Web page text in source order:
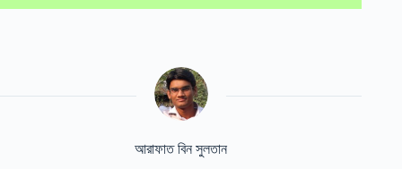
আরাফাত বিন সুলতান